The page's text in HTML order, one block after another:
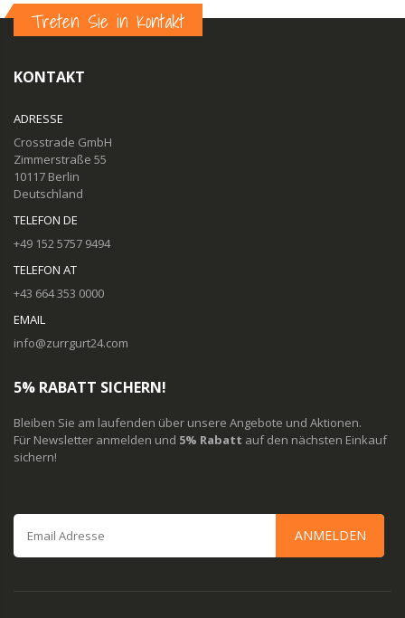
Treten Sie in Kontakt
KONTAKT
ADRESSE
Crosstrade GmbH
Zimmerstraße 55
10117 Berlin
Deutschland
TELEFON DE
+49 152 5757 9494
TELEFON AT
+43 664 353 0000
EMAIL
info@zurrgurt24.com
5% RABATT SICHERN!
Bleiben Sie am laufenden über unsere Angebote und Aktionen.
Für Newsletter anmelden und 5% Rabatt auf den nächsten Einkauf
sichern!
ANMELDEN